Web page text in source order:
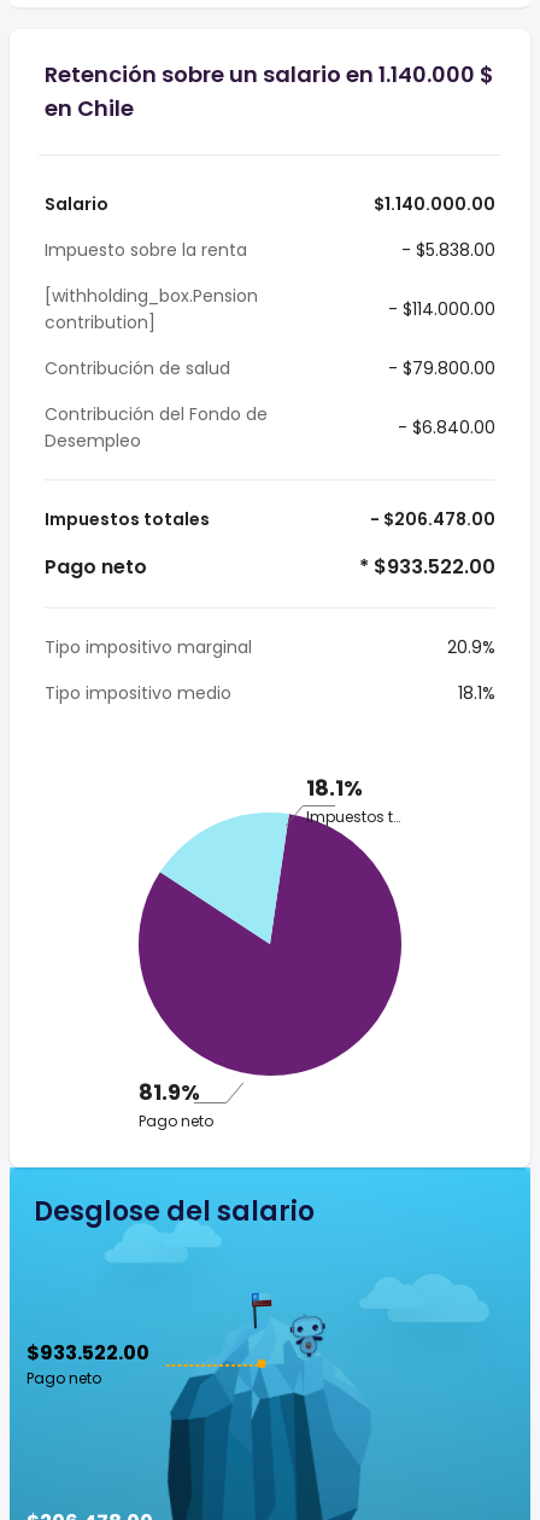
Retención sobre un salario en 1.140.000 $
en Chile
Salario
$1.140.000.00
Impuesto sobre la renta
- $5.838.00
[withholding_box.Pension
contribution]
- $114.000.00
Contribución de salud
- $79.800.00
Contribución del Fondo de
Desempleo
- $6.840.00
Impuestos totales - $206.478.00
Pago neto * $933.522.00
Tipo impositivo marginal
20.9%
Tipo impositivo medio
18.1%
18.1%
Impuestos totales
81.9%
Pago neto
Desglose del salario
$933.522.00
Pago neto